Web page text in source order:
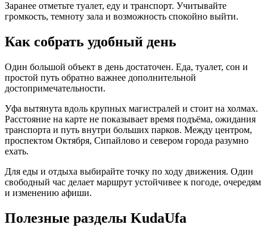
Заранее отметьте туалет, еду и транспорт. Учитывайте
громкость, темноту зала и возможность спокойно выйти.
Как собрать удобный день
Один большой объект в день достаточен. Еда, туалет, сон и
простой путь обратно важнее дополнительной
достопримечательности.
Уфа вытянута вдоль крупных магистралей и стоит на холмах.
Расстояние на карте не показывает время подъёма, ожидания
транспорта и путь внутри больших парков. Между центром,
проспектом Октября, Сипайлово и севером города разумно
ехать.
Для еды и отдыха выбирайте точку по ходу движения. Один
свободный час делает маршрут устойчивее к погоде, очередям
и изменению афиши.
Полезные разделы KudaUfa